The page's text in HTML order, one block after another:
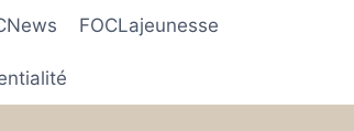
FOCLajeunesse